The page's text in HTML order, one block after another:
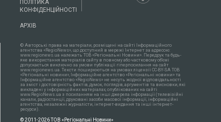
ПОЛІТИКА
КОНФІДЕНЦІЙНОСТІ
АРХІВ
© Авторські права на матеріали, розміщені на сайті Інформаційного
агентства «RegioNews», що доступний в мережі Інтернет за адресою:
www.regionews.ua належать ТОВ «Регіональні Новини». Передрук та будь-
яке використання матеріалів сайту в повному або частковому об'ємі
допускається виключно за умови публікації гіперпосилання на сайт
www.regionews.ua. Тексти поширюються нa умовах ліцензії CC-BY-SA ТОВ
«Регіональні новини», Інформаційне агентство «Регіональні новини» та
Інформаційне агентство «RegioNews» не несуть жодної відповідальності
за зміст і достовірність фактів, думок, поглядів, аргументів та висновки, які
викладені у інформаційних матеріалах, опублікованих на сайті
www.RegioNews.ua з посиланням на інші джерела інформації (телевізійні
канали, радіостанції, друковані засоби масової інформації, інформаційні
агентства, незалежні журналісти, інтернет-видання та інші інтернет-
ресурси).
© 2011-2026 ТОВ «Регіональні Новини»